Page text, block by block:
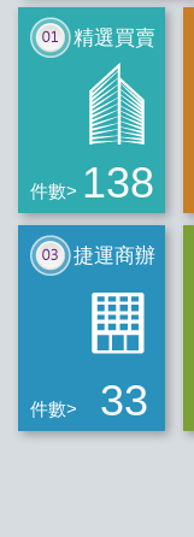
精選買賣
件數> 138
捷運商辦
件數> 33